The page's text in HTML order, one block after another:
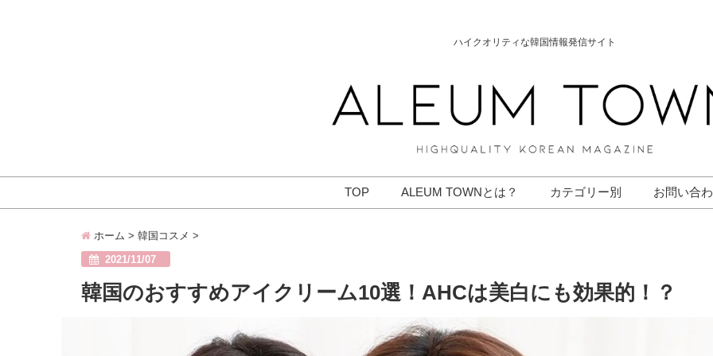
ハイクオリティな韓国情報発信サイト
TOP ALEUM TOWNとは？ カテゴリー別 お問い合
ホーム > 韓国コスメ >
2021/11/07
韓国のおすすめアイクリーム10選！AHCは美白にも効果的！？